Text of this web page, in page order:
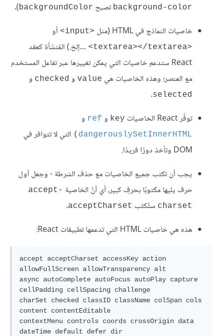
background-color تصبح backgroundColor
).
خاصيات النماذج في HTML (مثل
<input> أو
<textarea></textarea>
…إلخ.) المُنشَأة كعقد
React ستدعم خاصيات التي يمكن تغييرها عبر تفاعل المستخدم
مع العنصر؛ وهذه الخاصيات هي value و checked و
selected
.
توفِّر React الخاصيات
key و ref و
dangerouslySetInnerHTML
) التي لا تتوافر في
DOM وتأخذ دورًا فريدًا.
يجب أن تكتب جميع الخاصيات مع حذف الشرطة - وجعل أول
حرف يليها مكتوبًا بحرفٍ كبير، أي أنَّ الخاصية accept-
charset ستُكتَب acceptCharset
.
هذه هي خاصيات HTML التي تدعمها تطبيقات React:
accept acceptCharset accessKey action
allowFullScreen allowTransparency alt
async autoComplete autoFocus autoPlay capture
cellPadding cellSpacing challenge
charSet checked classID className colSpan cols
content contentEditable
contextMenu controls coords crossOrigin data
dateTime default defer dir